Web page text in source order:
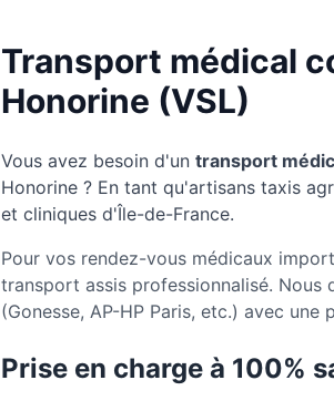
Transport médical
Honorine (VSL)
Vous avez besoin d'un transport
Honorine ? En tant qu'artisans taxis
et cliniques d'Île-de-France.
Pour vos rendez-vous médicaux
transport assis professionnalisé. Nous
(Gonesse, AP-HP Paris, etc.) avec une
Prise en charge à 100%